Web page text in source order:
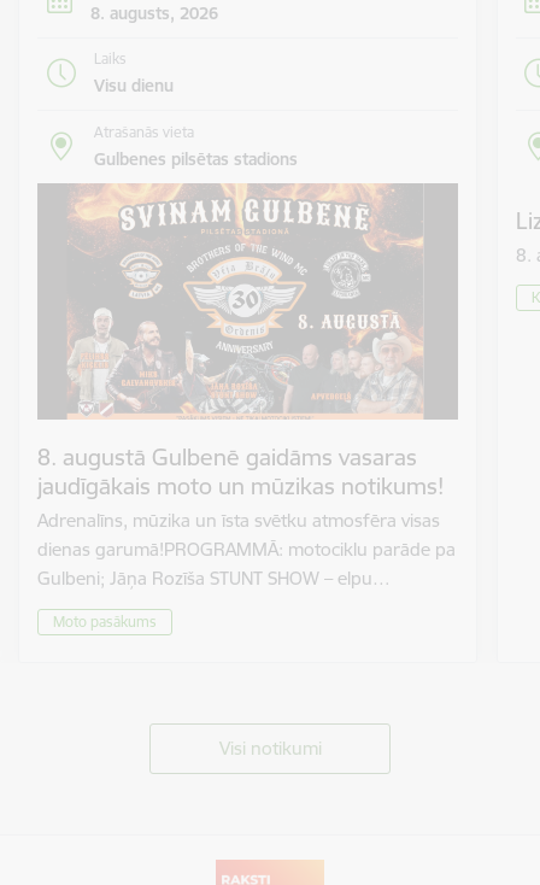
8. augusts, 2026
Laiks
Visu dienu
Atrašanās vieta
Gulbenes pilsētas stadions
8. augustā Gulbenē gaidāms vasaras
jaudīgākais moto un mūzikas notikums!
Adrenalīns, mūzika un īsta svētku atmosfēra visas
dienas garumā!PROGRAMMĀ: motociklu parāde pa
Gulbeni; Jāņa Rozīša STUNT SHOW – elpu…
Moto pasākums
8.
Visi notikumi